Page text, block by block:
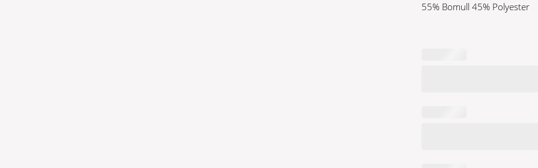
55% Bomull 45% Polyester